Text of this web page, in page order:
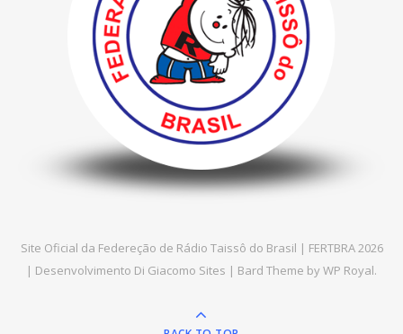
Site Oficial da Federeção de Rádio Taissô do Brasil | FERTBRA 2026
| Desenvolvimento Di Giacomo Sites | Bard Theme byWP Royal.